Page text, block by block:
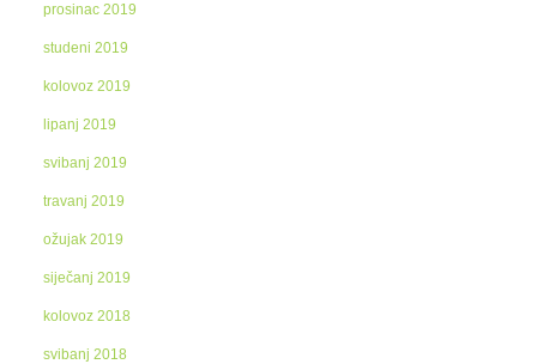
prosinac 2019
studeni 2019
kolovoz 2019
lipanj 2019
svibanj 2019
travanj 2019
ožujak 2019
siječanj 2019
kolovoz 2018
svibanj 2018